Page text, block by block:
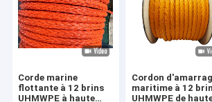
Corde marine
flottante à 12 brins
UHMWPE à haute
Cordon
maritime à 12
UHMWPE de